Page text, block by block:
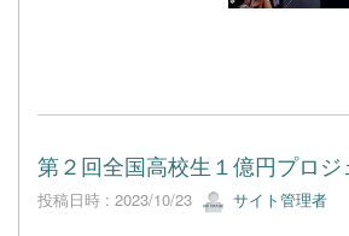
第２回全国高校生１億円プロ
投稿日時 : 2023/10/23 サイト管理者